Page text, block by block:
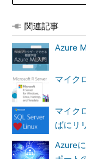
関連記事
Azure
マイク
マイク
ばにリ
Azure